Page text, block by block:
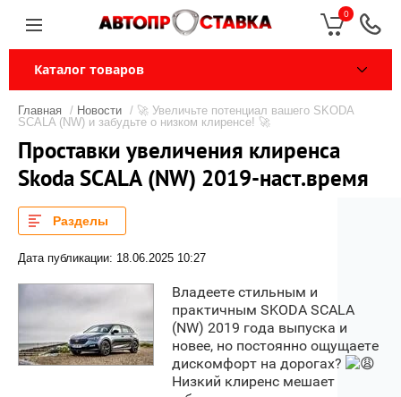
0
Каталог товаров
Главная / Новости / 🚀 Увеличьте потенциал вашего SKODA
SCALA (NW) и забудьте о низком клиренсе! 🚀
Проставки увеличения клиренса
Skoda SCALA (NW) 2019-наст.время
Разделы
Дата публикации: 18.06.2025 10:27
Владеете стильным и
практичным SKODA SCALA
(NW) 2019 года выпуска и
новее, но постоянно ощущаете
дискомфорт на дорогах?
Низкий клиренс мешает